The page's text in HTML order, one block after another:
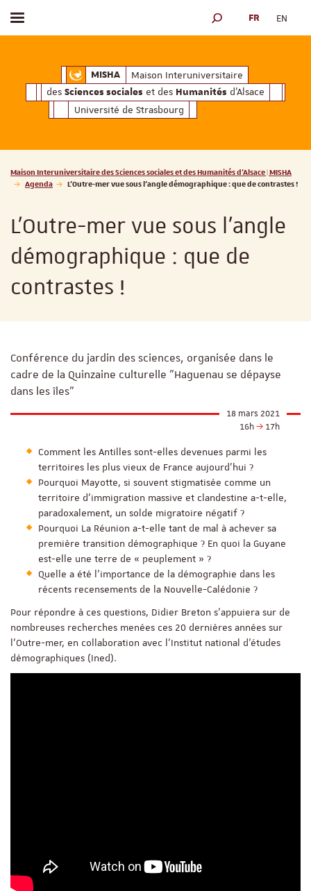
MISHAMaison Interuniversitaire des
Maison Interuniversitaire
des Sciences sociales et des Humanités d'Alsace
Université de Strasbourg
Afficher / masquer le menu MOTEUR DE
FR EN
Vous êtes ici :
Maison Interuniversitaire des Sciences sociales et des Humanités d'Alsace | MISHA
Agenda
L'Outre-mer vue sous l'angle démographique : que de contrastes !
L'Outre-mer vue sous l'angle
démographique : que de
contrastes !
Conférence du jardin des sciences, organisée dans le
cadre de la Quinzaine culturelle "Haguenau se dépayse
dans les îles"
18 mars 2021
16h
17h
Comment les Antilles sont-elles devenues parmi les
territoires les plus vieux de France aujourd'hui ?
Pourquoi Mayotte, si souvent stigmatisée comme un
territoire d'immigration massive et clandestine a-t-elle,
paradoxalement, un solde migratoire négatif ?
Pourquoi La Réunion a-t-elle tant de mal à achever sa
première transition démographique ? En quoi la Guyane
est-elle une terre de « peuplement » ?
Quelle a été l'importance de la démographie dans les
récents recensements de la Nouvelle-Calédonie ?
Pour répondre à ces questions, Didier Breton s'appuiera sur de
nombreuses recherches menées ces 20 dernières années sur
l'Outre-mer, en collaboration avec l'Institut national d'études
démographiques (Ined).